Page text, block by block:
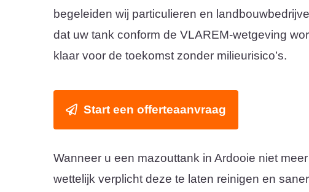
begeleiden wij particulieren en
dat uw tank conform de VLAREM-wetgeving
klaar voor de toekomst zonder milieurisico’s.
Start een offerteaanvraag
Wanneer u een mazouttank in Ardooie niet
wettelijk verplicht deze te laten reinigen en